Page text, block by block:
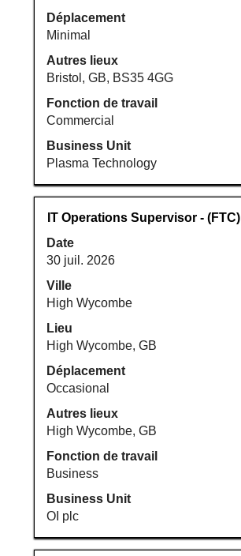
Déplacement
Minimal
Autres lieux
Bristol, GB, BS35 4GG
Fonction de travail
Commercial
Business Unit
Plasma Technology
contenu
des
informations
d’emploi.
Titre
IT Operations Supervisor - (FTC)
Date
30 juil. 2026
Ville
High Wycombe
Lieu
High Wycombe, GB
Déplacement
Occasional
Autres lieux
High Wycombe, GB
Fonction de travail
Business
Business Unit
OI plc
Sélectionnez
avec
la
barre
d’espacement
pour
afficher
tout
contenu
des
informations
d’emploi.